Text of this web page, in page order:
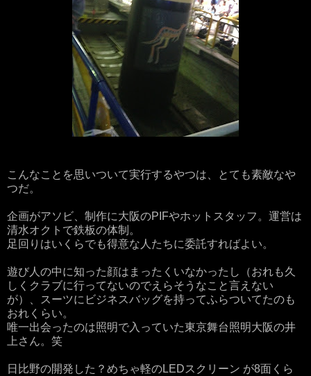
こんなことを思いついて実行するやつは、とても素敵なや
つだ。
企画がアソビ、制作に大阪のPIFやホットスタッフ。運営は
清水オクトで鉄板の体制。
足回りはいくらでも得意な人たちに委託すればよい。
遊び人の中に知った顔はまったくいなかったし（おれも久
しくクラブに行ってないのでえらそうなこと言えない
が）、スーツにビジネスバッグを持ってふらついてたのも
おれくらい。
唯一出会ったのは照明で入っていた東京舞台照明大阪の井
上さん。笑
日比野の開発した？めちゃ軽のLEDスクリーン が8面くら